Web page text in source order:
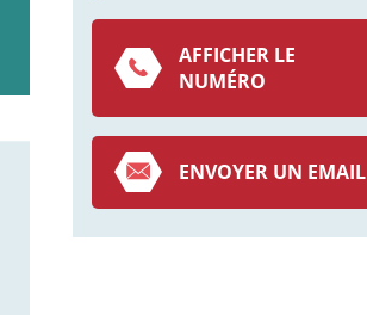
AFFICHER LE
NUMÉRO
ENVOYER UN EMAIL